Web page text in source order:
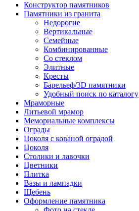
Конструктор памятников
Памятники из гранита
Недорогие
Вертикальные
Семейные
Комбинированные
Со стеклом
Элитные
Кресты
Барельеф/3D памятники
Удобный поиск по каталогу
Мраморные
Литьевой мрамор
Мемориальные комплексы
Ограды
Цоколя с кованой оградой
Цоколя
Столики и лавочки
Цветники
Плитка
Вазы и лампадки
Щебень
Оформление памятника